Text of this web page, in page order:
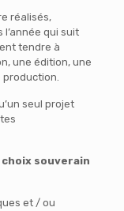
réalisés,
qui suit
tendre à
une édition, une
production.
seul projet
souverain
et / ou